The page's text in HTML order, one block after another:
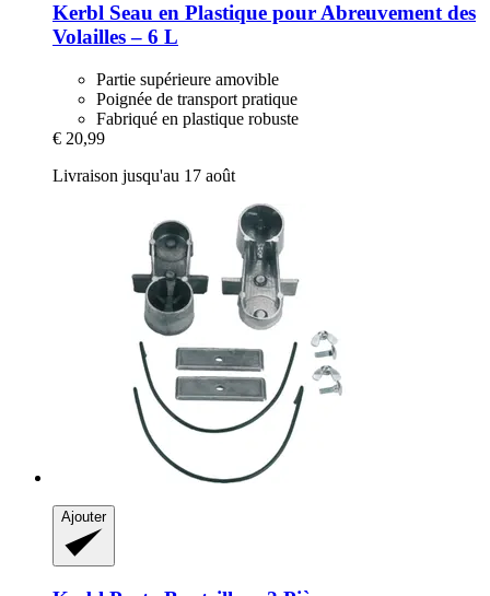
Kerbl Seau en Plastique pour Abreuvement des
Volailles – 6 L
Partie supérieure amovible
Poignée de transport pratique
Fabriqué en plastique robuste
€ 20,99
Livraison jusqu'au 17 août
Ajouter